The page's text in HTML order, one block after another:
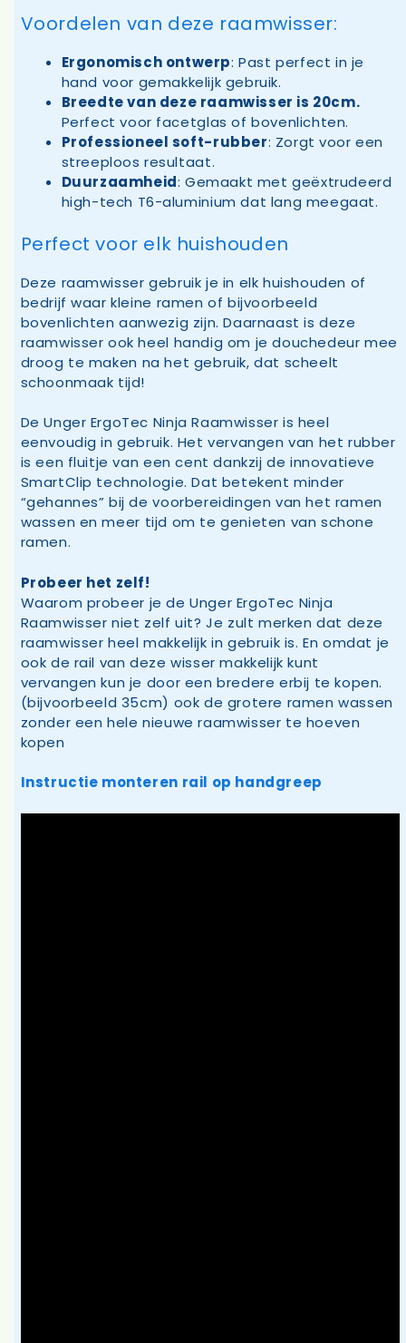
Voordelen van deze raamwisser:
Ergonomisch ontwerp: Past perfect in je
hand voor gemakkelijk gebruik.
Breedte van deze raamwisser is 20cm.
Perfect voor facetglas of bovenlichten.
Professioneel soft-rubber: Zorgt voor een
streeploos resultaat.
Duurzaamheid: Gemaakt met geëxtrudeerd
high-tech T6-aluminium dat lang meegaat.
Perfect voor elk huishouden
Deze raamwisser gebruik je in elk huishouden of
bedrijf waar kleine ramen of bijvoorbeeld
bovenlichten aanwezig zijn. Daarnaast is deze
raamwisser ook heel handig om je douchedeur mee
droog te maken na het gebruik, dat scheelt
schoonmaak tijd!
De Unger ErgoTec Ninja Raamwisser is heel
eenvoudig in gebruik. Het vervangen van het rubber
is een fluitje van een cent dankzij de innovatieve
SmartClip technologie. Dat betekent minder
“gehannes” bij de voorbereidingen van het ramen
wassen en meer tijd om te genieten van schone
ramen.
Probeer het zelf!
Waarom probeer je de Unger ErgoTec Ninja
Raamwisser niet zelf uit? Je zult merken dat deze
raamwisser heel makkelijk in gebruik is. En omdat je
ook de rail van deze wisser makkelijk kunt
vervangen kun je door een bredere erbij te kopen.
(bijvoorbeeld 35cm) ook de grotere ramen wassen
zonder een hele nieuwe raamwisser te hoeven
kopen
Instructie monteren rail op handgreep